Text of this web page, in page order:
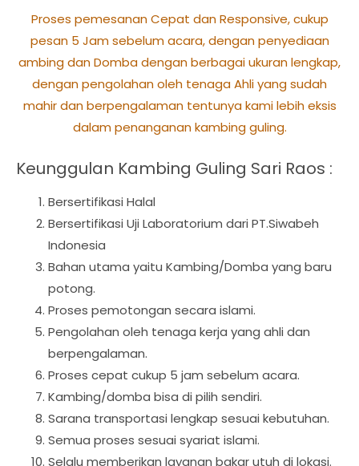
Proses pemesanan Cepat dan Responsive, cukup
pesan 5 Jam sebelum acara, dengan penyediaan
ambing dan Domba dengan berbagai ukuran lengkap,
dengan pengolahan oleh tenaga Ahli yang sudah
mahir dan berpengalaman tentunya kami lebih eksis
dalam penanganan kambing guling.
Keunggulan Kambing Guling Sari Raos :
Bersertifikasi Halal
Bersertifikasi Uji Laboratorium dari PT.Siwabeh
Indonesia
Bahan utama yaitu Kambing/Domba yang baru
potong.
Proses pemotongan secara islami.
Pengolahan oleh tenaga kerja yang ahli dan
berpengalaman.
Proses cepat cukup 5 jam sebelum acara.
Kambing/domba bisa di pilih sendiri.
Sarana transportasi lengkap sesuai kebutuhan.
Semua proses sesuai syariat islami.
Selalu memberikan layanan bakar utuh di lokasi.